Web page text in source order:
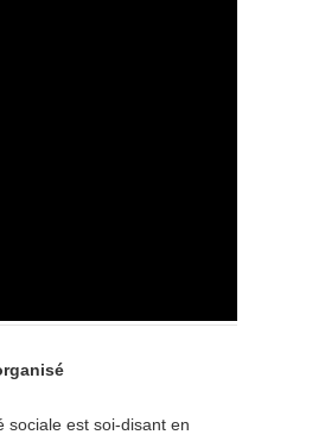
sociale est soi-disant en